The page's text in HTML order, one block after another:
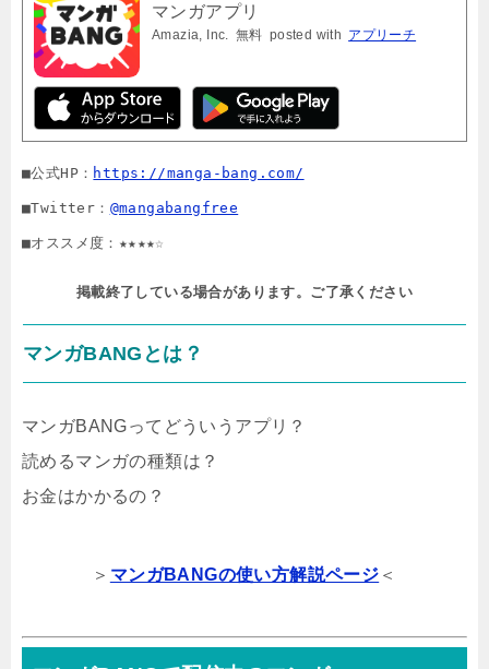
マンガアプリ
Amazia, Inc. 無料 posted with アプリーチ
■公式HP： https://manga-bang.com/
■Twitter： @mangabangfree
■オススメ度：★★★★☆
掲載終了している場合があります。ご了承ください
マンガBANGとは？
マンガBANGってどういうアプリ？
読めるマンガの種類は？
お金はかかるの？
＞ マンガBANGの使い方解説ページ ＜